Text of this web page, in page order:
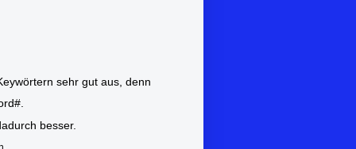
sehr gut aus, denn
besser.